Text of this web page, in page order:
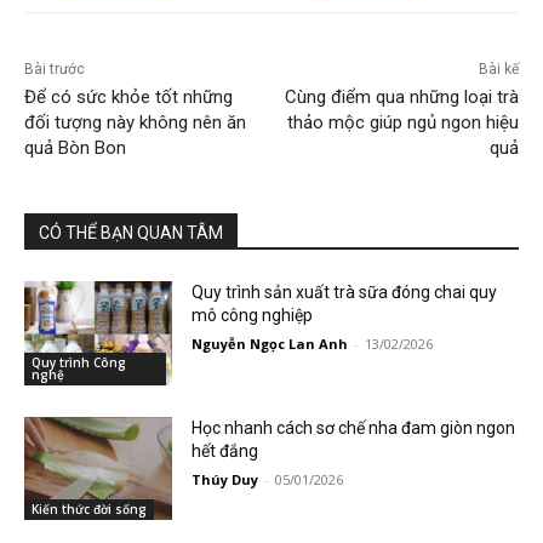
Bài trước
Để có sức khỏe tốt những
đối tượng này không nên ăn
quả Bòn Bon
Bài kế
Cùng điểm qua những loại trà
thảo mộc giúp ngủ ngon hiệu
quả
CÓ THỂ BẠN QUAN TÂM
Quy trình Công
nghệ
Quy trình sản xuất trà sữa đóng chai quy
mô công nghiệp
Nguyễn Ngọc Lan Anh - 13/02/2026
Kiến thức đời sống
Học nhanh cách sơ chế nha đam giòn ngon
hết đắng
Thúy Duy - 05/01/2026